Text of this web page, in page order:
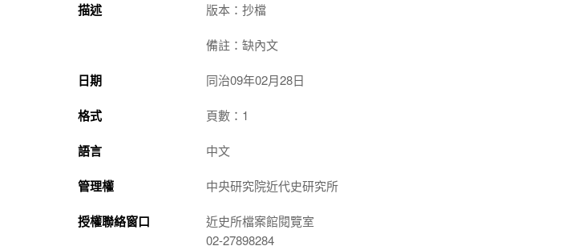
描述 版本：抄檔
備註：缺內文
日期 同治09年02月28日
格式 頁數：1
語言 中文
管理權 中央研究院近代史研究所
授權聯絡窗口
近史所檔案館閱覽室
02-27898284